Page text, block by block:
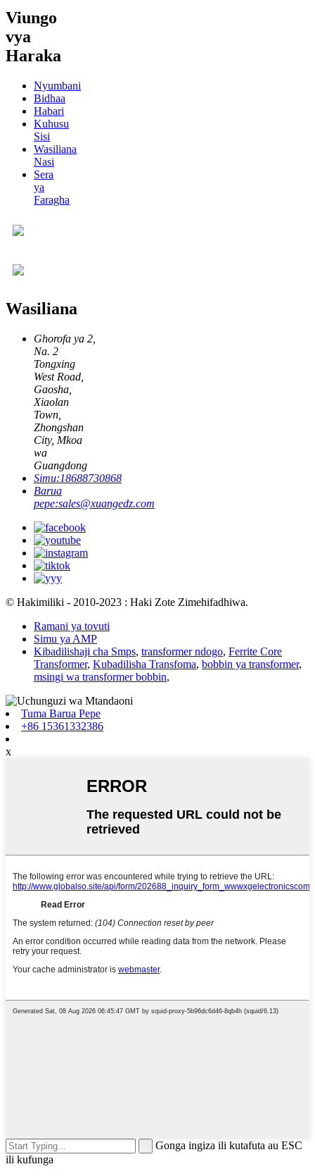
Viungo
vya
Haraka
Nyumbani
Bidhaa
Habari
Kuhusu
Sisi
Wasiliana
Nasi
Sera
ya
Faragha
Wasiliana
Ghorofa ya 2,
Na. 2
Tongxing
West Road,
Gaosha,
Xiaolan
Town,
Zhongshan
City, Mkoa
wa
Guangdong
Simu:18688730868
Barua
pepe:sales@xuangedz.com
© Hakimiliki - 2010-2023 : Haki Zote Zimehifadhiwa.
Ramani ya tovuti
Simu ya AMP
Kibadilishaji cha Smps, transformer ndogo, Ferrite Core
Transformer, Kubadilisha Transfoma, bobbin ya transformer,
msingi wa transformer bobbin,
Tuma Barua Pepe
+86 15361332386
x
Gonga ingiza ili kutafuta au ESC
ili kufunga